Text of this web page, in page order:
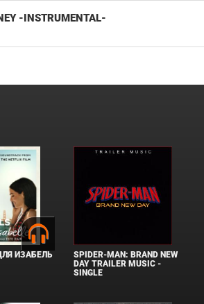
-INSTRUMENTAL-
ИЗАБЕЛЬ
SPIDER-MAN: BRAND NEW
DAY TRAILER MUSIC -
SINGLE